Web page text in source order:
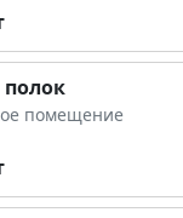
помещение